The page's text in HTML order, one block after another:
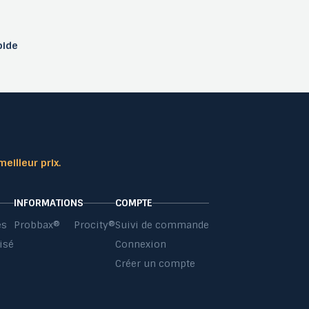
prix.
INFORMATIONS
Probbax®
Procity®
COMPTE
Suivi de commande
Connexion
Créer un compte